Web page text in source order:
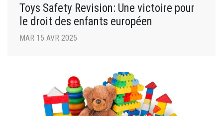
Toys Safety Revision: Une victoire pour
le droit des enfants européen
MAR 15 AVR 2025